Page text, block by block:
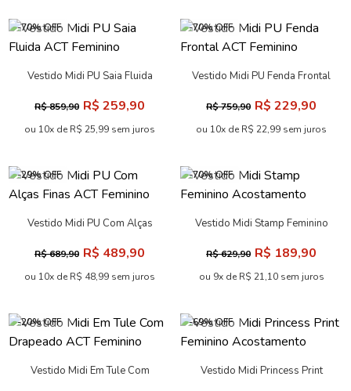
-70% OFF
Vestido Midi PU Saia Fluida
R$ 859,90 R$ 259,90
ou 10x de R$ 25,99 sem juros
-70% OFF
Vestido Midi PU Fenda Frontal
R$ 759,90 R$ 229,90
ou 10x de R$ 22,99 sem juros
-29% OFF
Vestido Midi PU Com Alças
R$ 689,90 R$ 489,90
ou 10x de R$ 48,99 sem juros
-70% OFF
Vestido Midi Stamp Feminino
R$ 629,90 R$ 189,90
ou 9x de R$ 21,10 sem juros
-20% OFF
Vestido Midi Em Tule Com
-69% OFF
Vestido Midi Princess Print